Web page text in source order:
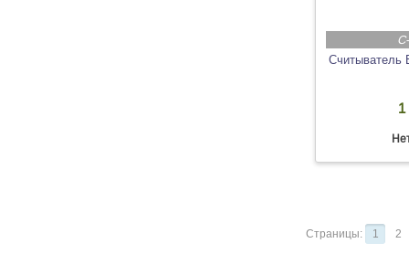
Считыватель
1
Страницы: 1 2